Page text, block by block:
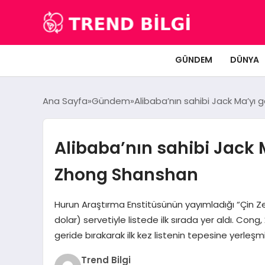
GÜNDEM DÜNYA
Ana Sayfa Gündem Alibaba’nın sahibi Jack
Alibaba’nın sahibi Jack
Zhong Shanshan
Hurun Araştırma Enstitüsünün yayımladığı
dolar) servetiyle listede ilk sırada yer aldı. Cong,
geride bırakarak ilk kez listenin tepesine
Trend Bilgi